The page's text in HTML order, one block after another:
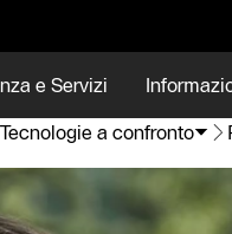
e Servizi
Tecnologie a confronto